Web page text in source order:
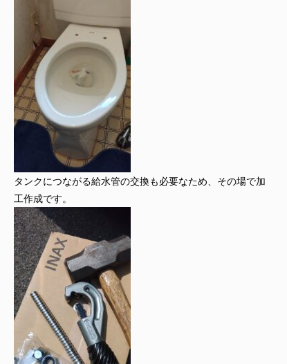
タンクにつながる給水管の交換も必要なため、その場で加
工作成です。